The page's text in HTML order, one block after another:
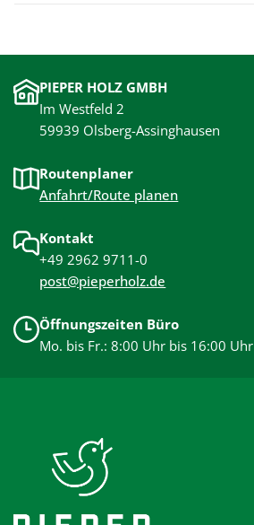
PIEPER HOLZ GMBH
Im Westfeld 2
59939 Olsberg-Assinghausen
Routenplaner
Anfahrt/Route planen
Kontakt
+49 2962 9711-0
post@pieperholz.de
Öffnungszeiten Büro
Mo. bis Fr.: 8:00 Uhr bis 16:00 Uhr